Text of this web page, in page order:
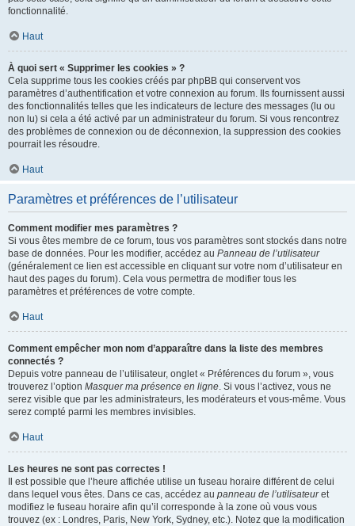
fonctionnalité.
Haut
À quoi sert « Supprimer les cookies » ?
Cela supprime tous les cookies créés par phpBB qui conservent vos
paramètres d’authentification et votre connexion au forum. Ils fournissent aussi
des fonctionnalités telles que les indicateurs de lecture des messages (lu ou
non lu) si cela a été activé par un administrateur du forum. Si vous rencontrez
des problèmes de connexion ou de déconnexion, la suppression des cookies
pourrait les résoudre.
Haut
Paramètres et préférences de l’utilisateur
Comment modifier mes paramètres ?
Si vous êtes membre de ce forum, tous vos paramètres sont stockés dans notre
base de données. Pour les modifier, accédez au Panneau de l’utilisateur
(généralement ce lien est accessible en cliquant sur votre nom d’utilisateur en
haut des pages du forum). Cela vous permettra de modifier tous les
paramètres et préférences de votre compte.
Haut
Comment empêcher mon nom d’apparaître dans la liste des membres
connectés ?
Depuis votre panneau de l’utilisateur, onglet « Préférences du forum », vous
trouverez l’option Masquer ma présence en ligne. Si vous l’activez, vous ne
serez visible que par les administrateurs, les modérateurs et vous-même. Vous
serez compté parmi les membres invisibles.
Haut
Les heures ne sont pas correctes !
Il est possible que l’heure affichée utilise un fuseau horaire différent de celui
dans lequel vous êtes. Dans ce cas, accédez au panneau de l’utilisateuret
modifiez le fuseau horaire afin qu’il corresponde à la zone où vous vous
trouvez (ex : Londres, Paris, New York, Sydney, etc.). Notez que la modification